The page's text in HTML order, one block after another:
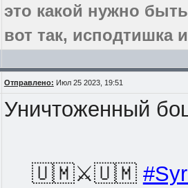
это какой нужно
вот так, исподтишка
Отправлено: Июл 25 2023, 19:51
Уничтоженный
🇺🇲⚔️🇺🇲